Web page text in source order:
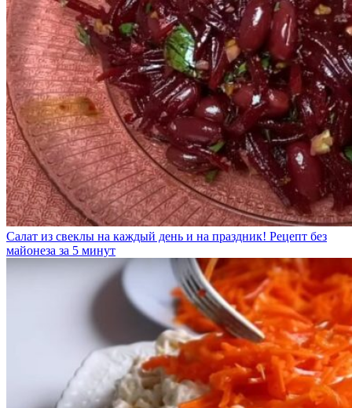
Салат из свеклы на каждый день и на праздник! Рецепт без
майонеза за 5 минут